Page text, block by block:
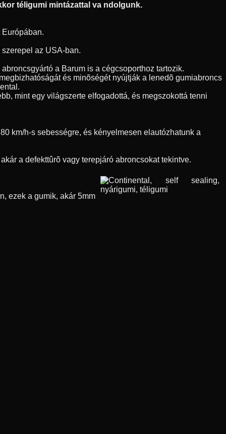
téligumi mintázattal va ndolgunk.
az USA-ban.
a Barum is a cégcsoporthoz tartozik.
és minõségét nyújtják a lenedõ gumiabroncs
mint egy világszerte elfogadottá, és megszokottá tenni
km/h-s sebességre, és kényelmesen elautózhatunk a
a defekttûrõ vagy terepjáró abroncsokat tekintve.
ezek a gumik, akár 5mm